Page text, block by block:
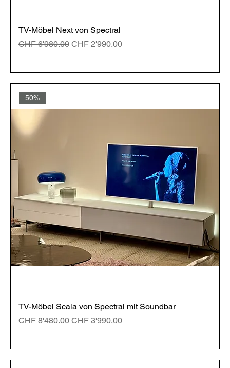
TV-Möbel Next von Spectral
Standardpreis
CHF 6'980.00 Sale-Preis
CHF 2'990.00
50%
TV-Möbel Scala von Spectral mit Soundbar
Standardpreis
CHF 8'480.00 Sale-Preis
CHF 3'990.00